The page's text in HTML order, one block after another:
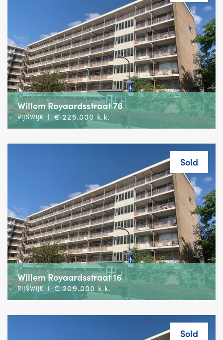
Willem Royaardsstraat 76
RIJSWIJK | € 225.000 k.k.
Sold
Willem Royaardsstraat 16
RIJSWIJK | € 209.000 k.k.
Sold